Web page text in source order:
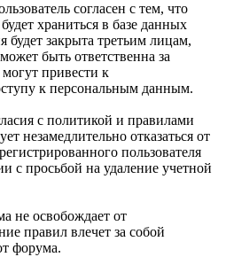
согласен с тем, что
храниться в базе данных
будет закрыта третьим лицам,
быть ответственна за
привести к
к персональным данным.
с политикой и правилами
незамедлительно отказаться от
пользователя
с просьбой на удаление учетной
не освобождает от
правил влечет за собой
форума.